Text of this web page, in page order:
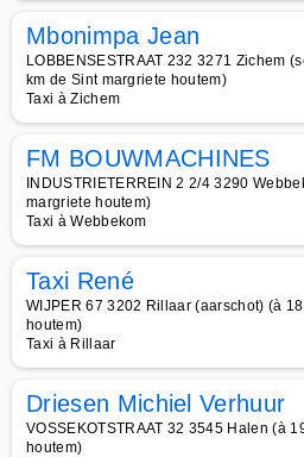
Mbonimpa Jean
LOBBENSESTRAAT 232 3271 Zichem
km de Sint margriete houtem)
Taxi à Zichem
FM BOUWMACHINES
INDUSTRIETERREIN 2 2/4 3290
margriete houtem)
Taxi à Webbekom
Taxi René
WIJPER 67 3202 Rillaar (aarschot) (à
houtem)
Taxi à Rillaar
Driesen Michiel Verhuur
VOSSEKOTSTRAAT 32 3545 Halen (à
houtem)